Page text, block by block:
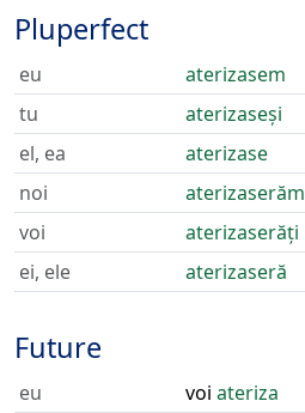
Pluperfect
eu
aterizasem
tu
aterizaseși
el, ea
aterizase
noi
aterizaserăm
voi
aterizaserăți
ei, ele
aterizaseră
Future
eu voi ateriza